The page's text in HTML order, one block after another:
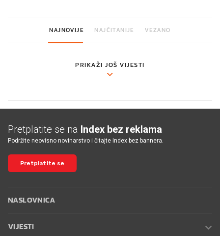
NAJNOVIJE NAJČITANIJE VEZANO
PRIKAŽI JOŠ VIJESTI
Pretplatite se na Index bez reklama
Podržite neovisno novinarstvo i čitajte Index bez bannera.
Pretplatite se
NASLOVNICA
VIJESTI